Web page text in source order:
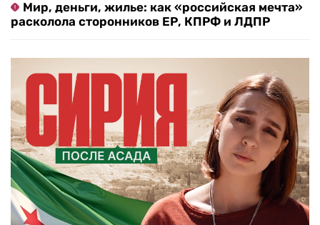
Мир, деньги, жилье: как «российская мечта»
расколола сторонников ЕР, КПРФ и ЛДПР